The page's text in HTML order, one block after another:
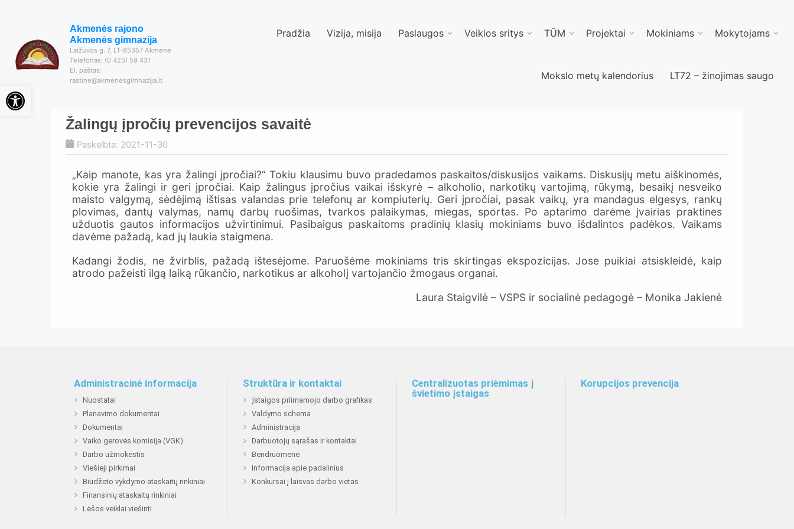
Akmenės rajono
Akmenės gimnazija
Laižuvos g. 7, LT-85357 Akmenė
Telefonas: (0 425) 59 431
El. paštas:
rastine@akmenesgimnazija.lt
Pradžia Vizija, misija Paslaugos Veiklos sritys TŪM Projektai Mokiniams Mokytojams
Mokslo metų kalendorius LT72 – žinojimas saugo
Žalingų įpročių prevencijos savaitė
Paskelbta: 2021-11-30
„Kaip manote, kas yra žalingi įpročiai?“ Tokiu klausimu buvo pradedamos paskaitos/diskusijos vaikams. Diskusijų metu aiškinomės,
kokie yra žalingi ir geri įpročiai. Kaip žalingus įpročius vaikai išskyrė – alkoholio, narkotikų vartojimą, rūkymą, besaikį nesveiko
maisto valgymą, sėdėjimą ištisas valandas prie telefonų ar kompiuterių. Geri įpročiai, pasak vaikų, yra mandagus elgesys, rankų
plovimas, dantų valymas, namų darbų ruošimas, tvarkos palaikymas, miegas, sportas. Po aptarimo darėme įvairias praktines
užduotis gautos informacijos užvirtinimui. Pasibaigus paskaitoms pradinių klasių mokiniams buvo išdalintos padėkos. Vaikams
davėme pažadą, kad jų laukia staigmena.
Kadangi žodis, ne žvirblis, pažadą ištesėjome. Paruošėme mokiniams tris skirtingas ekspozicijas. Jose puikiai atsiskleidė, kaip
atrodo pažeisti ilgą laiką rūkančio, narkotikus ar alkoholį vartojančio žmogaus organai.
Laura Staigvilė – VSPS ir socialinė pedagogė – Monika Jakienė
Administracinė informacija
Nuostatai
Planavimo dokumentai
Dokumentai
Vaiko gerovės komisija (VGK)
Darbo užmokestis
Viešieji pirkimai
Biudžeto vykdymo ataskaitų rinkiniai
Finansinių ataskaitų rinkiniai
Lėšos veiklai viešinti
Struktūra ir kontaktai
Įstaigos priimamojo darbo grafikas
Valdymo schema
Administracija
Darbuotojų sąrašas ir kontaktai
Bendruomenė
Informacija apie padalinius
Konkursai į laisvas darbo vietas
Centralizuotas priėmimas į
švietimo įstaigas
Korupcijos prevencija
Open toolbar